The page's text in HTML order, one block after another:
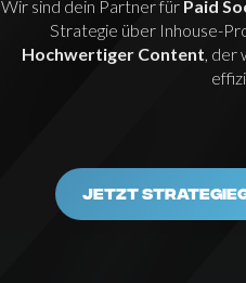
Wir sind dein Partner für Paid
Strategie über Inhouse-
Hochwertiger Content, der
JETZT